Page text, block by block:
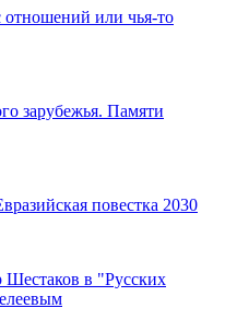
отношений или чья-то
зарубежья. Памяти
повестка 2030
Шестаков в "Русских